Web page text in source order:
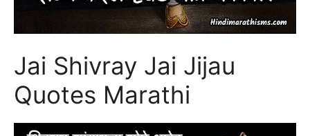
Jai Shivray Jai Jijau
Quotes Marathi